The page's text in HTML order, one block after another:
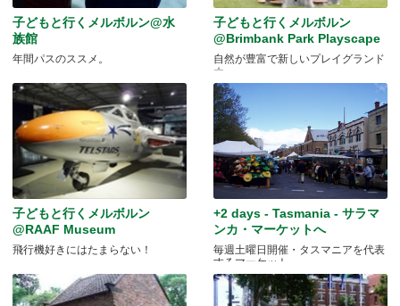
子どもと行くメルボルン@水
族館
年間パスのススメ。
子どもと行くメルボルン
@Brimbank Park Playscape
自然が豊富で新しいプレイグランド
☆
子どもと行くメルボルン
@RAAF Museum
飛行機好きにはたまらない！
+2 days - Tasmania - サラマ
ンカ・マーケットへ
毎週土曜日開催・タスマニアを代表
するマーケット